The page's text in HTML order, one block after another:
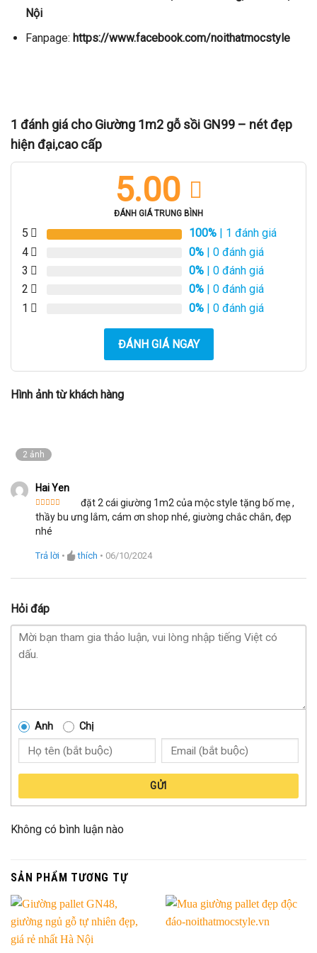
Nội
Fanpage: https://www.facebook.com/noithatmocstyle
1 đánh giá choGiường 1m2 gỗ sồi GN99 – nét đẹp
hiện đại,cao cấp
5.00
ĐÁNH GIÁ TRUNG BÌNH
5 100% | 1 đánh giá
4
0% | 0 đánh giá
3
0% | 0 đánh giá
2
0% | 0 đánh giá
1
0% | 0 đánh giá
ĐÁNH GIÁ NGAY
Hình ảnh từ khách hàng
2 ảnh
Hai Yen
Được xếp
hạng 55
sao
đặt 2 cái giường 1m2 của mộc style tặng bố mẹ ,
thầy bu ưng lắm, cám ơn shop nhé, giường chắc chắn, đẹp
nhé
Trả lời • thích • 06/10/2024
Hỏi đáp
Anh Chị
GỬI
Không có bình luận nào
SẢN PHẨM TƯƠNG TỰ